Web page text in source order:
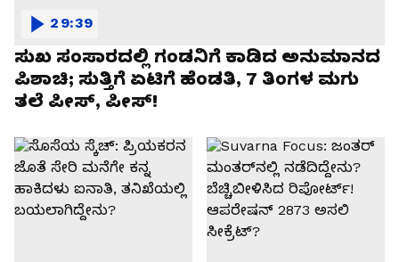
ಸುಖ ಸಂಸಾರದಲ್ಲಿ ಗಂಡನಿಗೆ ಕಾಡಿದ ಅನುಮಾನದ
ಪಿಶಾಚಿ; ಸುತ್ತಿಗೆ ಏಟಿಗೆ ಹೆಂಡತಿ, 7 ತಿಂಗಳ ಮಗು
ತಲೆ ಪೀಸ್, ಪೀಸ್!
29:39